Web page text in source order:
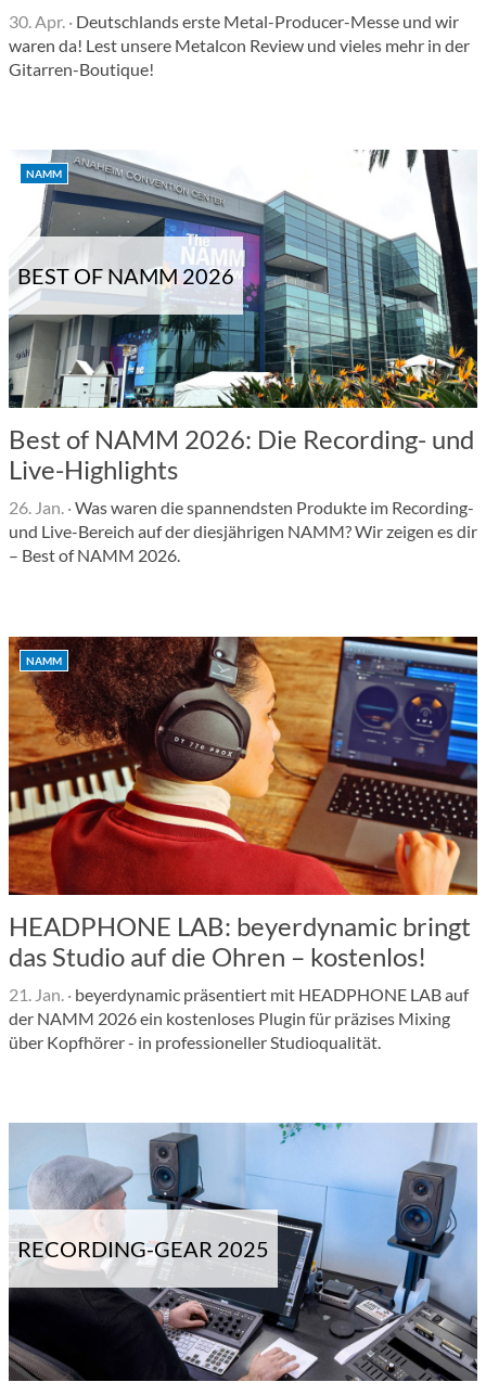
30. Apr. · Deutschlands erste Metal-Producer-Messe und wir
waren da! Lest unsere Metalcon Review und vieles mehr in der
Gitarren-Boutique!
BEST OF NAMM 2026
NAMM
Best of NAMM 2026: Die Recording- und
Live-Highlights
26. Jan. ·Was waren die spannendsten Produkte im Recording-
und Live-Bereich auf der diesjährigen NAMM? Wir zeigen es dir
– Best of NAMM 2026.
NAMM
HEADPHONE LAB: beyerdynamic bringt
das Studio auf die Ohren – kostenlos!
21. Jan. · beyerdynamic präsentiert mit HEADPHONE LAB auf
der NAMM 2026 ein kostenloses Plugin für präzises Mixing
über Kopfhörer - in professioneller Studioqualität.
RECORDING-GEAR 2025